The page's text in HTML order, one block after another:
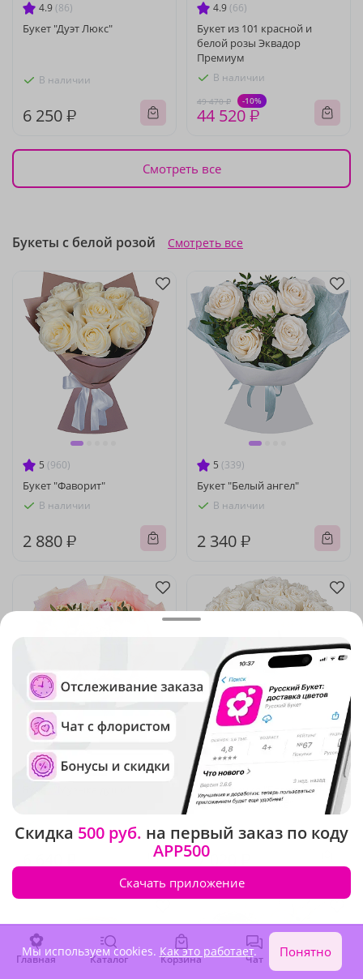
4.9 (86)
Букет "Дуэт Люкс"
В наличии
6 250 ₽
4.9 (66)
Букет из 101 красной и
белой розы Эквадор
Премиум
В наличии
49 470 ₽ -10%
44 520 ₽
Смотреть все
Букеты с белой розой Смотреть все
5 (960)
Букет "Фаворит"
В наличии
2 880 ₽
5 (339)
Букет "Белый ангел"
В наличии
2 340 ₽
5(39) 5(630)
Композиция "Белые розы в
шляпной коробке"
В наличии
7 020 ₽
Главная Каталог Корзина Чат Войти
Скидка 500 руб. на первый заказ по коду
APP500
Скачать приложение
Мы используем cookies. Как это работает. Понятно